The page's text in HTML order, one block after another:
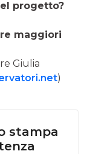
progetto?
maggiori
Giulia
)
stampa